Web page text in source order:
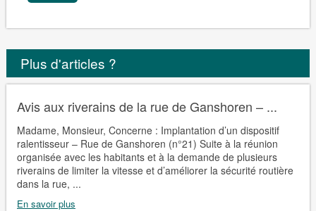
Plus d'articles ?
Avis aux riverains de la rue de Ganshoren – ...
Madame, Monsieur, Concerne : Implantation d’un dispositif
ralentisseur – Rue de Ganshoren (n°21) Suite à la réunion
organisée avec les habitants et à la demande de plusieurs
riverains de limiter la vitesse et d’améliorer la sécurité routière
dans la rue, ...
En savoir plus